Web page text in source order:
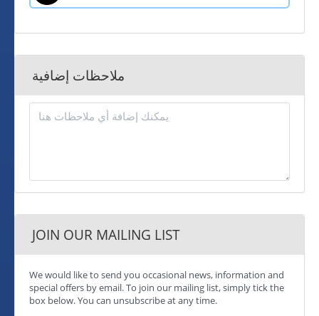
ملاحظات إضافية
JOIN OUR MAILING LIST
We would like to send you occasional news, information and
special offers by email. To join our mailing list, simply tick the
box below. You can unsubscribe at any time.